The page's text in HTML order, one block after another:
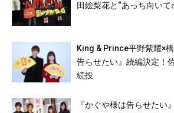
田絵梨花と“あっち向いて
King & Prince平野紫耀×
告らせたい』続編決定！
続投
『かぐや様は告らせた